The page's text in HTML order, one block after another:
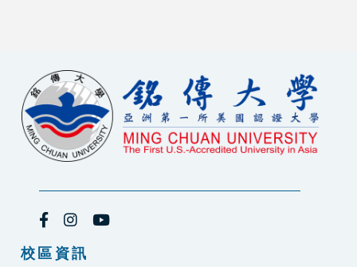
校區資訊